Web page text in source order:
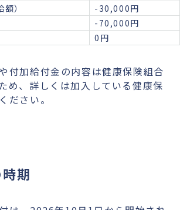
）
-30,000円
-70,000円
0円
付加給付金の内容は健康保険組合
め、詳しくは加入している健康保
ださい。
期